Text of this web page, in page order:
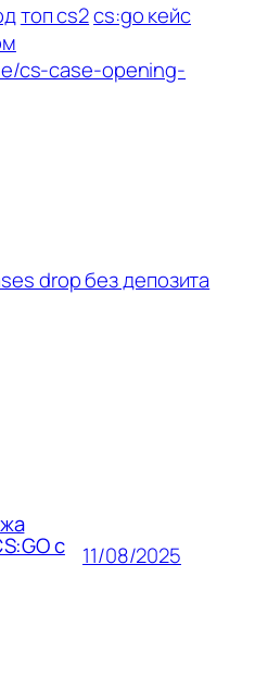
топ cs2cs:go кейс
cs-case-opening-
drop без депозита
с 11/08/2025